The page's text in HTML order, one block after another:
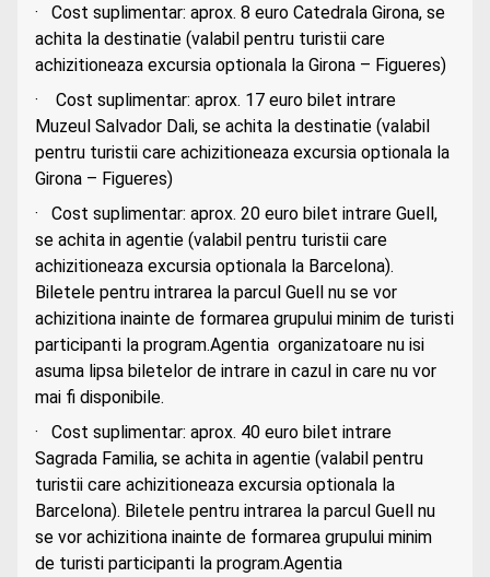
· Cost suplimentar: aprox. 8 euro Catedrala Girona, se
achita la destinatie (valabil pentru turistii care
achizitioneaza excursia optionala la Girona – Figueres)
· Cost suplimentar: aprox. 17 euro bilet intrare
Muzeul Salvador Dali, se achita la destinatie (valabil
pentru turistii care achizitioneaza excursia optionala la
Girona – Figueres)
· Cost suplimentar: aprox. 20 euro bilet intrare Guell,
se achita in agentie (valabil pentru turistii care
achizitioneaza excursia optionala la Barcelona).
Biletele pentru intrarea la parcul Guell nu se vor
achizitiona inainte de formarea grupului minim de turisti
participanti la program.Agentia organizatoare nu isi
asuma lipsa biletelor de intrare in cazul in care nu vor
mai fi disponibile.
· Cost suplimentar: aprox. 40 euro bilet intrare
Sagrada Familia, se achita in agentie (valabil pentru
turistii care achizitioneaza excursia optionala la
Barcelona). Biletele pentru intrarea la parcul Guell nu
se vor achizitiona inainte de formarea grupului minim
de turisti participanti la program.Agentia